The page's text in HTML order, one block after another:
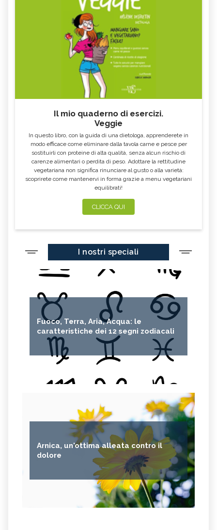
PAPPATACI, CARATTERISTICHE
FRINGUELLO, CARATTERISTICHE GUFO, CARATTERISTICHE
BIRD GARDENING, CHE COS'È LEONE, CARATTERISTICHE
DAINO, CARATTERISTICHE PIPISTRELLO, CARATTERISTICHE
CAMMELLO, CARATTERISTICHE
SANTUARI PER ANIMALI, DI COSA SI
PROCESSIONARIA, COS'È
POLLAIO SOCIALE, DI COSA SI
BOMBI, API SELVATICHE DA
PRESERVARE
Il mio quaderno di esercizi.
Veggie
In questo libro, con la guida di una dietologa, apprenderete in
modo efficace come eliminare dalla tavola carne e pesce per
sostituirli con proteine di alta qualità, senza alcun rischio di
carenze alimentari o perdita di peso. Adottare la rettitudine
vegetariana non significa rinunciare al gusto o alla varietà:
scoprirete come mantenervi in forma grazie a menu vegetariani
equilibrati!
CLICCA QUI
I nostri speciali
Fuoco, Terra, Aria, Acqua: le
caratteristiche dei 12 segni zodiacali
Arnica, un'ottima alleata contro il
dolore